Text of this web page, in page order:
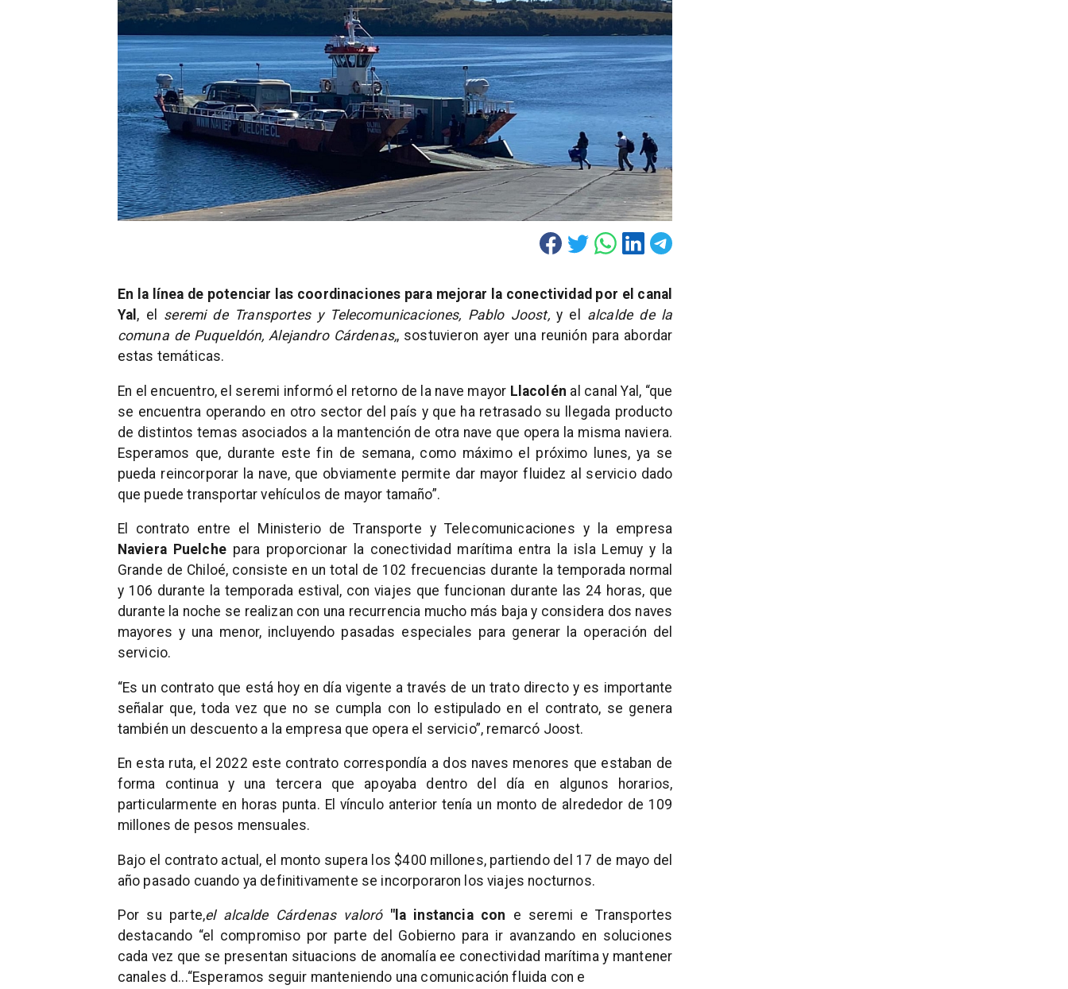
En la línea de potenciar las coordinaciones para mejorar la conectividad por el canal
Yal , el seremi de Transportes y Telecomunicaciones, Pablo Joost,y el alcalde de la
comuna de Puqueldón, Alejandro Cárdenas,, sostuvieron ayer una reunión para abordar
estas temáticas.
En el encuentro, el seremi informó el retorno de la nave mayor Llacolén al canal Yal, “que
se encuentra operando en otro sector del país y que ha retrasado su llegada producto
de distintos temas asociados a la mantención de otra nave que opera la misma naviera.
Esperamos que, durante este fin de semana, como máximo el próximo lunes, ya se
pueda reincorporar la nave, que obviamente permite dar mayor fluidez al servicio dado
que puede transportar vehículos de mayor tamaño”.
El contrato entre el Ministerio de Transporte y Telecomunicaciones y la empresa
Naviera Puelchepara proporcionar la conectividad marítima entra la isla Lemuy y la
Grande de Chiloé, consiste en un total de 102 frecuencias durante la temporada normal
y 106 durante la temporada estival, con viajes que funcionan durante las 24 horas, que
durante la noche se realizan con una recurrencia mucho más baja y considera dos naves
mayores y una menor, incluyendo pasadas especiales para generar la operación del
servicio.
“Es un contrato que está hoy en día vigente a través de un trato directo y es importante
señalar que, toda vez que no se cumpla con lo estipulado en el contrato, se genera
también un descuento a la empresa que opera el servicio”, remarcó Joost.
En esta ruta, el 2022 este contrato correspondía a dos naves menores que estaban de
forma continua y una tercera que apoyaba dentro del día en algunos horarios,
particularmente en horas punta. El vínculo anterior tenía un monto de alrededor de 109
millones de pesos mensuales.
Bajo el contrato actual, el monto supera los $400 millones, partiendo del 17 de mayo del
año pasado cuando ya definitivamente se incorporaron los viajes nocturnos.
Por su parte,el alcalde Cárdenas valoró "la instancia con e seremi e Transportes
destacando “el compromiso por parte del Gobierno para ir avanzando en soluciones
cada vez que se presentan situacions de anomalía ee conectividad marítimay mantener
canales d...“Esperamos seguir manteniendo una comunicación fluida con e